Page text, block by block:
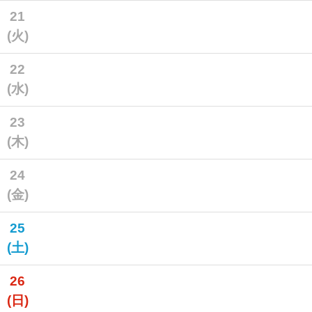
21
(火)
22
(水)
23
(木)
24
(金)
25
(土)
26
(日)